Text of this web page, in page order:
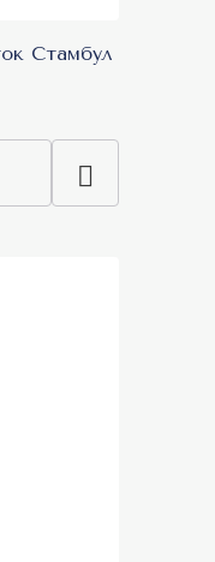
Стамбул